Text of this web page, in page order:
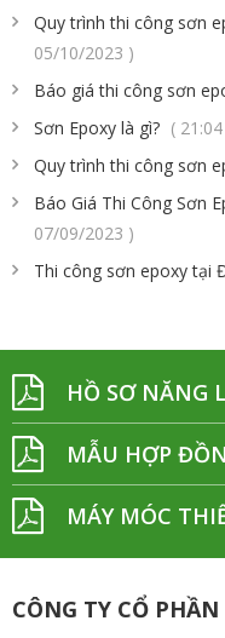
Quy trình thi công sơn
05/10/2023 )
Báo giá thi công sơn
Sơn Epoxy là gì? (
Quy trình thi công sơn
Báo Giá Thi Công Sơn
07/09/2023 )
Thi công sơn epoxy tại
HỒ SƠ NĂNG
MẪU HỢP
MÁY MÓC
CÔNG TY CỔ